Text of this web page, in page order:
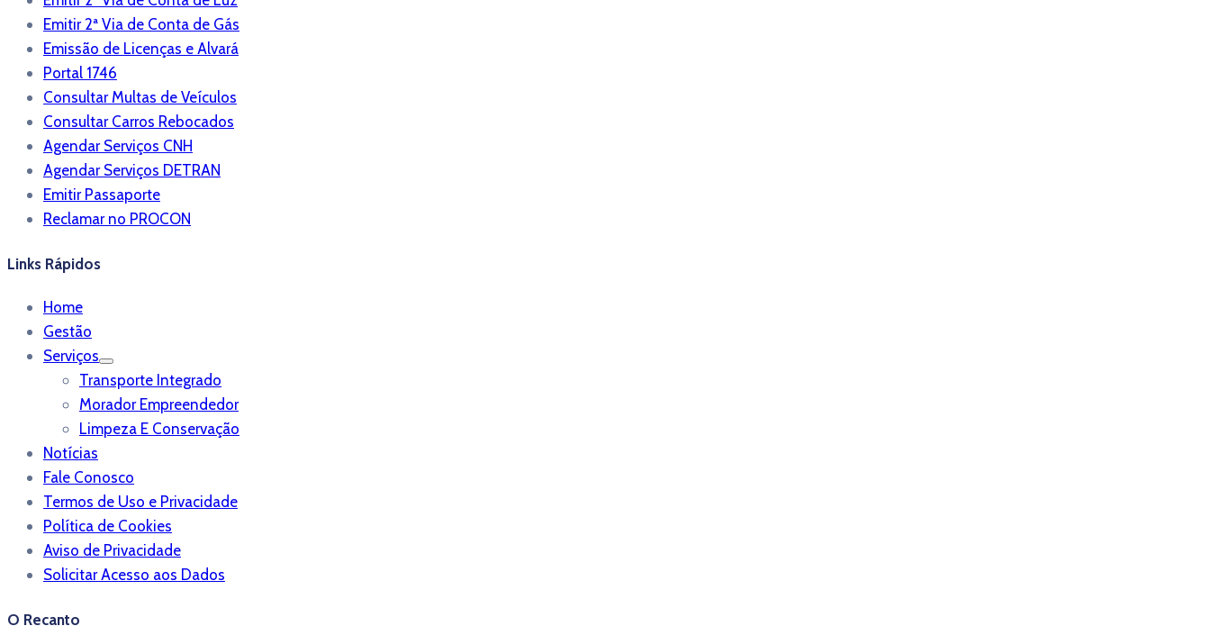
Emitir 2ª Via de Conta de Gás
Emissão de Licenças e Alvará
Portal 1746
Consultar Multas de Veículos
Consultar Carros Rebocados
Agendar Serviços CNH
Agendar Serviços DETRAN
Emitir Passaporte
Reclamar no PROCON
Links Rápidos
Home
Gestão
Serviços
Transporte Integrado
Morador Empreendedor
Limpeza E Conservação
Notícias
Fale Conosco
Termos de Uso e Privacidade
Política de Cookies
Aviso de Privacidade
Solicitar Acesso aos Dados
O Recanto